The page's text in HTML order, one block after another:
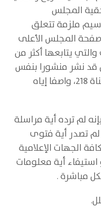
المجلس
ملزمة تتعلق
صفحة المجلس الأعلى
يتابعها أكثر من
قد نشر منشورا بنفس
تاريخ الادعاء يفنّد ما جاءت به قناة 218، واصفا إياه
لم ترده أية مراسلة
لم تصدر أية فتوى
الجهات الإعلامية
استيفاء أية معلومات
مباشرة .